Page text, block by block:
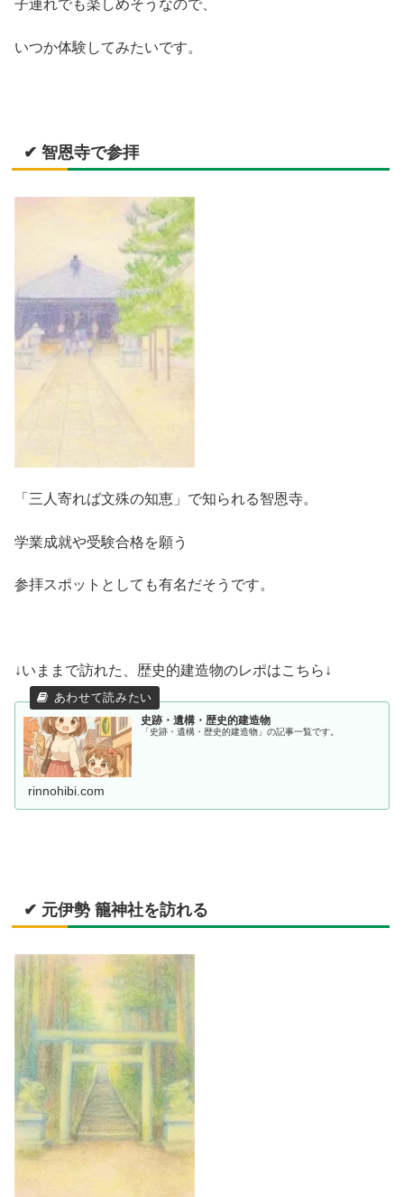
子連れでも楽しめそうなので、
いつか体験してみたいです。
✔ 智恩寺で参拝
「三人寄れば文殊の知恵」で知られる智恩寺。
学業成就や受験合格を願う
参拝スポットとしても有名だそうです。
↓いままで訪れた、歴史的建造物のレポはこちら↓
史跡・遺構・歴史的建造物
「史跡・遺構・歴史的建造物」の記事一覧です。
rinnohibi.com
✔ 元伊勢 籠神社を訪れる